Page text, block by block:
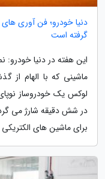
دنیا خودرو؛ فن آوری های
گرفته است
این هفته در دنیا
ماشینی که با الهام از
لوکس یک خودروساز
در شش دقیقه شارژ می
برای ماشین های الکتریکی